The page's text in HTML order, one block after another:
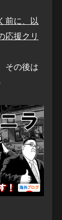
前に、以
応援クリ
その後は